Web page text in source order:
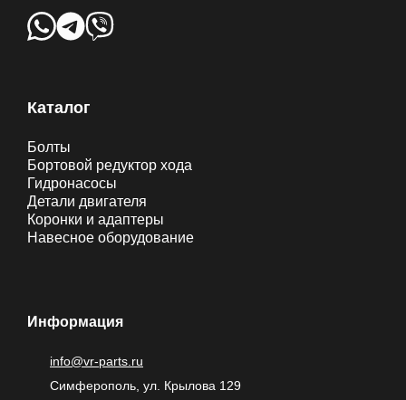
Каталог
Болты
Бортовой редуктор хода
Гидронасосы
Детали двигателя
Коронки и адаптеры
Навесное оборудование
Информация
info@vr-parts.ru
Симферополь, ул. Крылова 129